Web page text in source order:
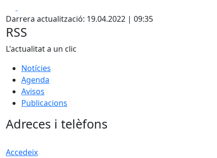
Darrera actualització: 19.04.2022 | 09:35
RSS
L'actualitat a un clic
Notícies
Agenda
Avisos
Publicacions
Adreces i telèfons
Accedeix